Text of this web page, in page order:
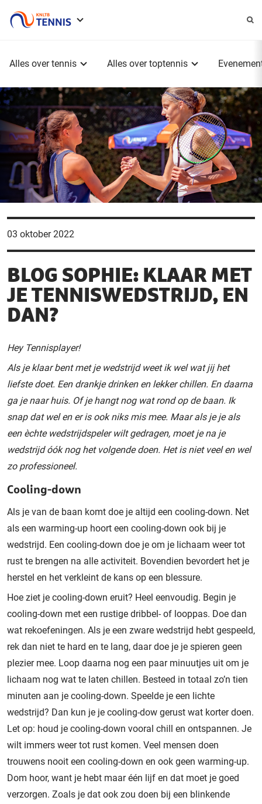
Alles over tennis Alles over toptennis
03 oktober 2022
BLOG SOPHIE: KLAAR MET
JE TENNISWEDSTRIJD, EN
DAN?
Hey Tennisplayer!
Als je klaar bent met je wedstrijd weet ik wel wat jij het
liefste doet. Een drankje drinken en lekker chillen. En daarna
ga je naar huis. Of je hangt nog wat rond op de baan. Ik
snap dat wel en er is ook niks mis mee. Maar als je je als
een èchte wedstrijdspeler wilt gedragen, moet je na je
wedstrijd óók nog het volgende doen. Het is niet veel en wel
zo professioneel.
Cooling-down
Als je van de baan komt doe je altijd een cooling-down. Net
als een warming-up hoort een cooling-down ook bij je
wedstrijd. Een cooling-down doe je om je lichaam weer tot
rust te brengen na alle activiteit. Bovendien bevordert het je
herstel en het verkleint de kans op een blessure.
Hoe ziet je cooling-down eruit? Heel eenvoudig. Begin je
cooling-down met een rustige dribbel- of looppas. Doe dan
wat rekoefeningen. Als je een zware wedstrijd hebt gespeeld,
rek dan niet te hard en te lang, daar doe je je spieren geen
plezier mee. Loop daarna nog een paar minuutjes uit om je
lichaam nog wat te laten chillen. Besteed in totaal zo’n tien
minuten aan je cooling-down. Speelde je een lichte
wedstrijd? Dan kun je je cooling-dow gerust wat korter doen.
Let op: houd je cooling-down vooral chill en ontspannen. Je
wilt immers weer tot rust komen. Veel mensen doen
trouwens nooit een cooling-down en ook geen warming-up.
Dom hoor, want je hebt maar één lijf en dat moet je goed
verzorgen. Zoals je dat ook zou doen bij een blinkende